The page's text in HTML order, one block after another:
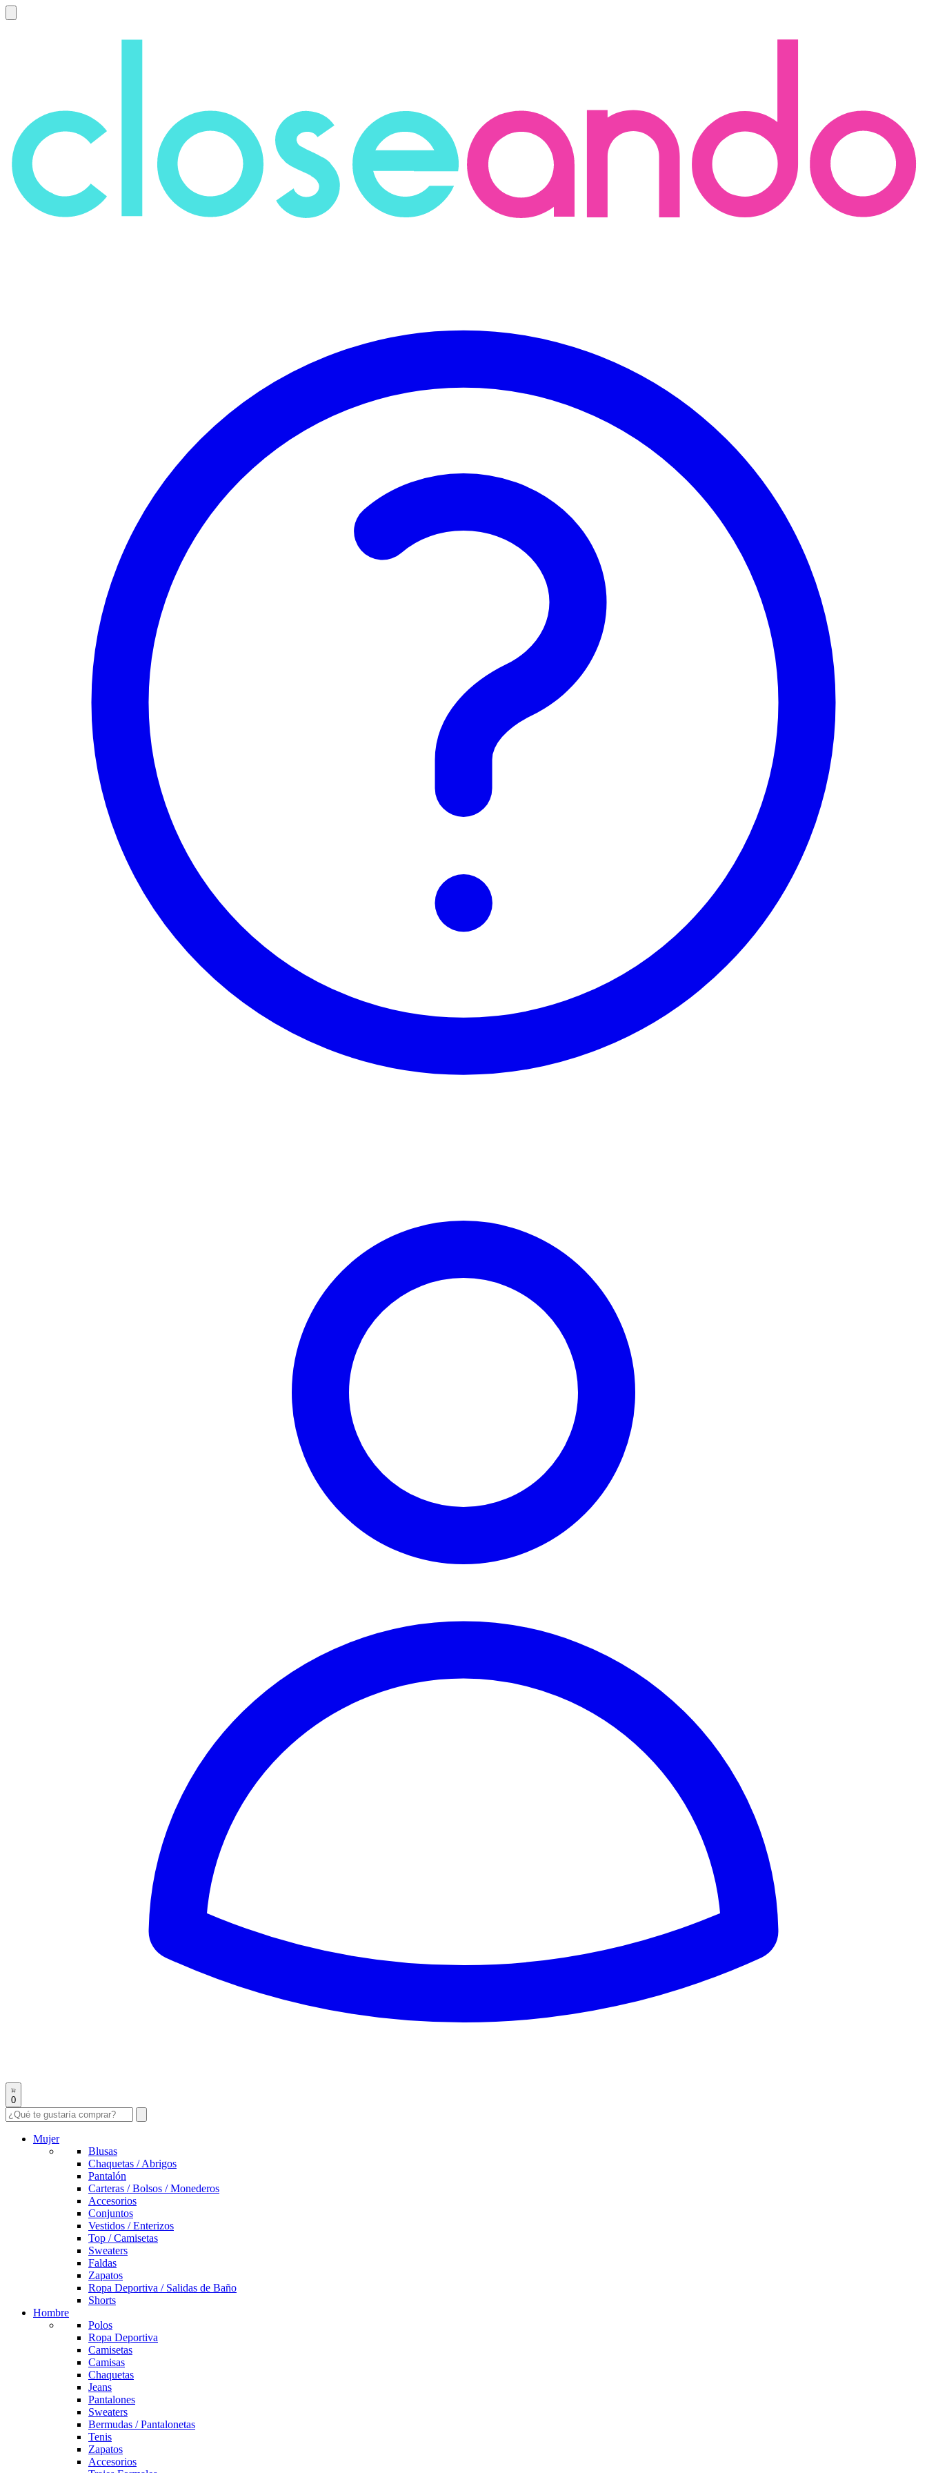
0
Mujer
Blusas
Chaquetas / Abrigos
Pantalón
Carteras / Bolsos / Monederos
Accesorios
Conjuntos
Vestidos / Enterizos
Top / Camisetas
Sweaters
Faldas
Zapatos
Ropa Deportiva / Salidas de Baño
Shorts
Hombre
Polos
Ropa Deportiva
Camisetas
Camisas
Chaquetas
Jeans
Pantalones
Sweaters
Bermudas / Pantalonetas
Tenis
Zapatos
Accesorios